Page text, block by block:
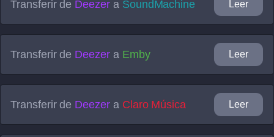
Transferir de Deezera SoundMachine Leer
Transferir de Deezera Emby Leer
Transferir de Deezera Claro Música Leer